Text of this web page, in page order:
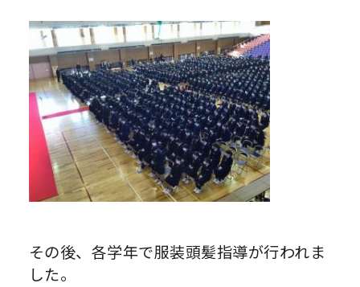
その後、各学年で服装頭髪指導が行われま
した。